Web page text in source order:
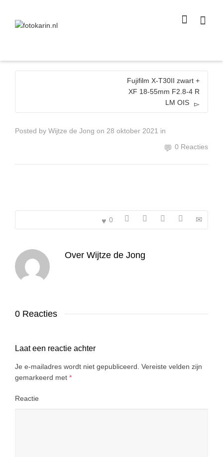
size
Super Search
Fujifilm X-T30II zwart +
XF 18-55mm F2.8-4 R
LM OIS
Posted by Wijtze de Jong on 28 oktober 2021 in
0 Reacties
0
Over Wijtze de Jong
0 Reacties
Laat een reactie achter
Je e-mailadres wordt niet gepubliceerd. Vereiste velden zijn
gemarkeerd met *
Reactie